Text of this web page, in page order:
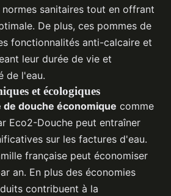
sanitaires tout en offrant
De plus, ces pommes de
fonctionnalités anti-calcaire et
leur durée de vie et
de l'eau.
et écologiques
de douche économique comme
Eco2-Douche peut entraîner
sur les factures d'eau.
française peut économiser
an. En plus des économies
contribuent à la